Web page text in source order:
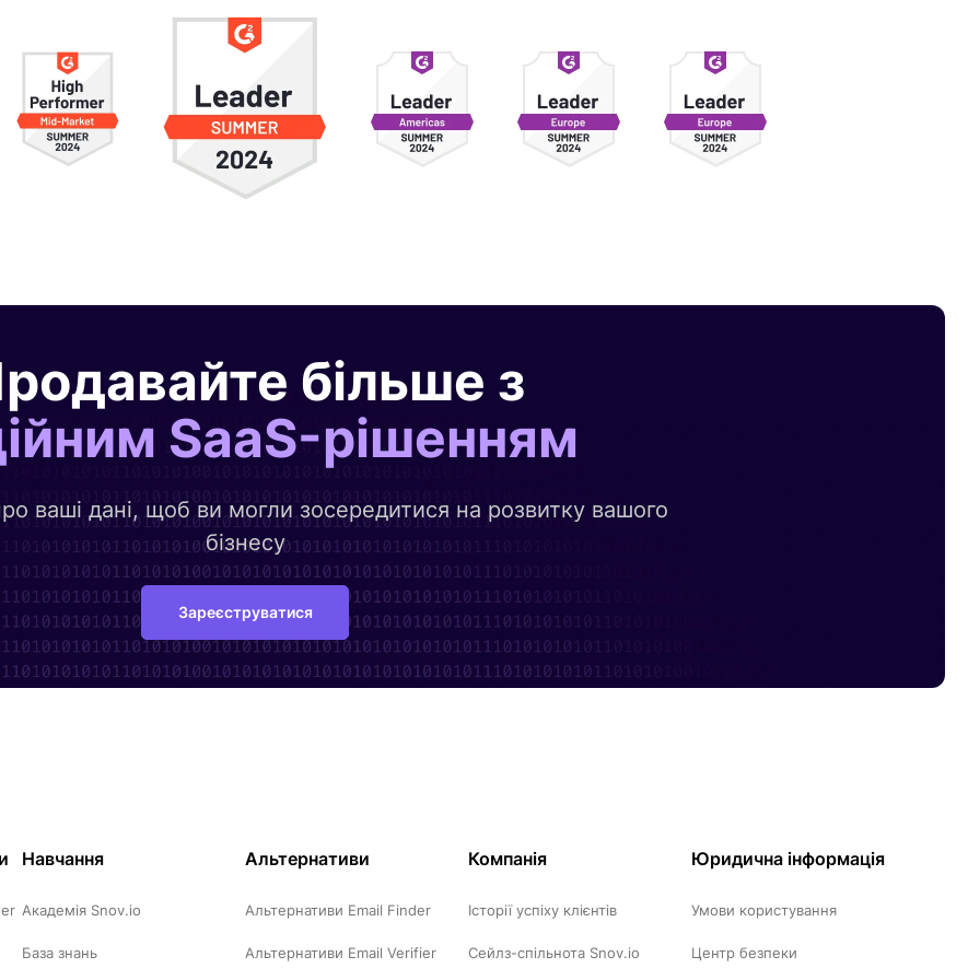
більше з
SaaS-рішенням
ваші дані, щоб ви могли зосередитися на розвитку вашого
бізнесу
Зареєструватися
Навчання
Академія Snov.io
База знань
Альтернативи
Альтернативи Email Finder
Альтернативи Email Verifier
Компанія
Історії успіху клієнтів
Сейлз-спільнота Snov.io
Юридична інформація
Умови користування
Центр безпеки